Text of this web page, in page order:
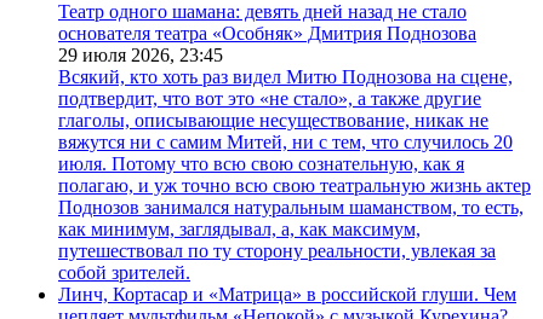
Театр одного шамана: девять дней назад не стало
основателя театра «Особняк» Дмитрия Поднозова
29 июля 2026, 23:45
Всякий, кто хоть раз видел Митю Поднозова на сцене,
подтвердит, что вот это «не стало», а также другие
глаголы, описывающие несуществование, никак не
вяжутся ни с самим Митей, ни с тем, что случилось 20
июля. Потому что всю свою сознательную, как я
полагаю, и уж точно всю свою театральную жизнь актер
Поднозов занимался натуральным шаманством, то есть,
как минимум, заглядывал, а, как максимум,
путешествовал по ту сторону реальности, увлекая за
собой зрителей.
Линч, Кортасар и «Матрица» в российской глуши. Чем